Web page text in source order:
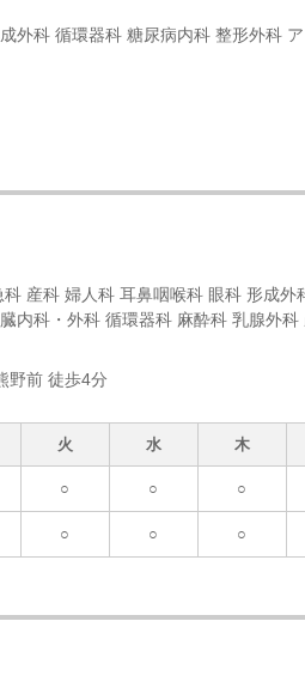
外科 循環器科 糖尿病内科 整形外科
産科 婦人科 耳鼻咽喉科 眼科 形成
内科・外科 循環器科 麻酔科 乳腺外科
野前 徒歩4分
火 水 木
○ ○ ○
○ ○ ○